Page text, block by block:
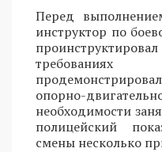
Перед
инструктор по
опорно-
необходимости
полицейский
смены несколько